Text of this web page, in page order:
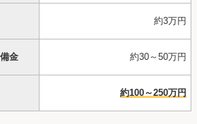
約3万円
金 約30～50万円
約100～250万円